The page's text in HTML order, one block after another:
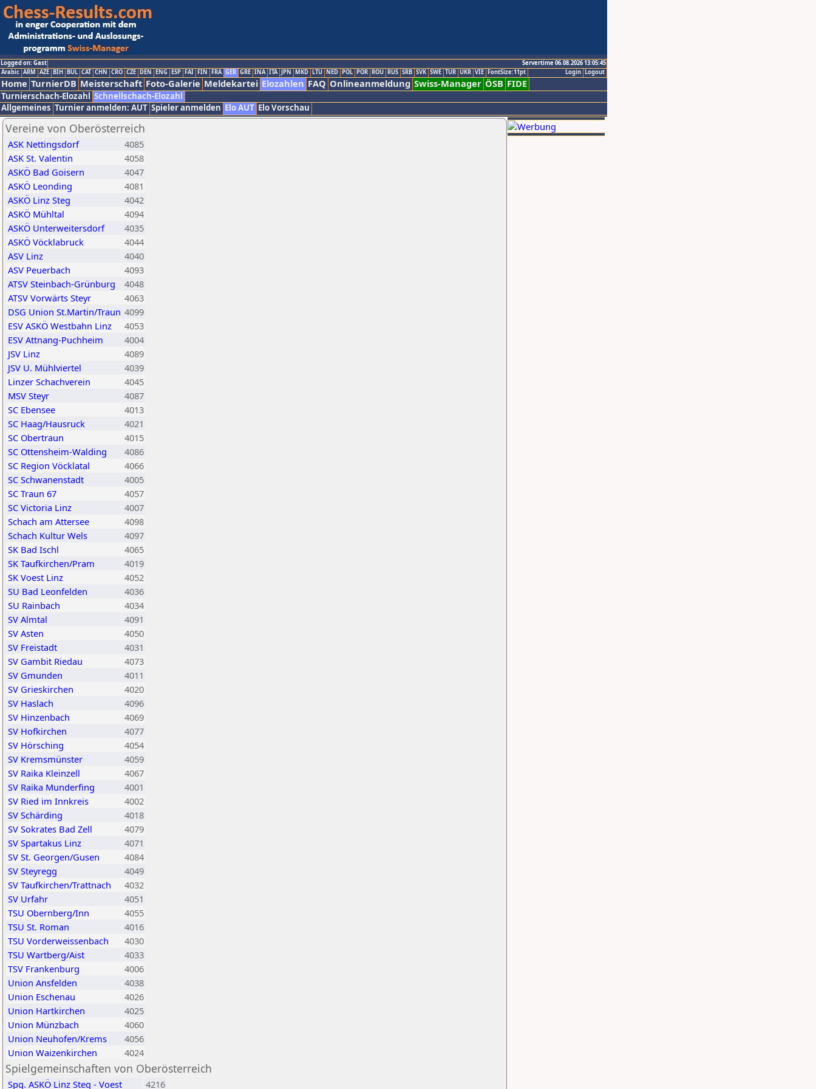
Logged on: Gast
Servertime 06.08.2026 13:05:45
Logout
Login
Arabic ARM AZE BIH BUL CAT CHN CRO CZE DEN ENG ESP FAI FIN FRA GER GRE INA ITA JPN MKD LTU NED POL POR ROU RUS SRB SVK SWE TUR UKR VIE FontSize:11pt
Home TurnierDB Meisterschaft Foto-Galerie Meldekartei Elozahlen FAQ Onlineanmeldung Swiss-Manager ÖSB FIDE
Turnierschach-Elozahl Schnellschach-Elozahl
Allgemeines Turnier anmelden: AUT Spieler anmelden Elo AUT Elo Vorschau
Vereine von Oberösterreich
ASK Nettingsdorf
4085
ASK St. Valentin
4058
ASKÖ Bad Goisern
4047
ASKÖ Leonding
4081
ASKÖ Linz Steg
4042
ASKÖ Mühltal
4094
ASKÖ Unterweitersdorf
4035
ASKÖ Vöcklabruck
4044
ASV Linz
4040
ASV Peuerbach
4093
ATSV Steinbach-Grünburg
4048
ATSV Vorwärts Steyr
4063
DSG Union St.Martin/Traun 4099
ESV ASKÖ Westbahn Linz
4053
ESV Attnang-Puchheim
4004
JSV Linz
4089
JSV U. Mühlviertel
4039
Linzer Schachverein
4045
MSV Steyr
4087
SC Ebensee
4013
SC Haag/Hausruck
4021
SC Obertraun
4015
SC Ottensheim-Walding
4086
SC Region Vöcklatal
4066
SC Schwanenstadt
4005
SC Traun 67
4057
SC Victoria Linz
4007
Schach am Attersee
4098
Schach Kultur Wels
4097
SK Bad Ischl
4065
SK Taufkirchen/Pram
4019
SK Voest Linz
4052
SU Bad Leonfelden
4036
SU Rainbach
4034
SV Almtal
4091
SV Asten
4050
SV Freistadt
4031
SV Gambit Riedau
4073
SV Gmunden
4011
SV Grieskirchen
4020
SV Haslach
4096
SV Hinzenbach
4069
SV Hofkirchen
4077
SV Hörsching
4054
SV Kremsmünster
4059
SV Raika Kleinzell
4067
SV Raika Munderfing
4001
SV Ried im Innkreis
4002
SV Schärding
4018
SV Sokrates Bad Zell
4079
SV Spartakus Linz
4071
SV St. Georgen/Gusen
4084
SV Steyregg
4049
SV Taufkirchen/Trattnach
4032
SV Urfahr
4051
TSU Obernberg/Inn
4055
TSU St. Roman
4016
TSU Vorderweissenbach
4030
TSU Wartberg/Aist
4033
TSV Frankenburg
4006
Union Ansfelden
4038
Union Eschenau
4026
Union Hartkirchen
4025
Union Münzbach
4060
Union Neuhofen/Krems
4056
Union Waizenkirchen
4024
Spielgemeinschaften von Oberösterreich
Spg. ASKÖ Linz Steg - Voest 4216